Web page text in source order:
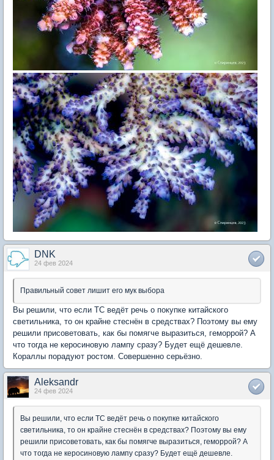
DNK
24 фев 2024
Правильный совет лишит его мук выбора
Вы решили, что если ТС ведёт речь о покупке китайского
светильника, то он крайне стеснён в средствах? Поэтому вы ему
решили присоветовать, как бы помягче выразиться, геморрой? А
что тогда не керосиновую лампу сразу? Будет ещё дешевле.
Кораллы порадуют ростом. Совершенно серьёзно.
Aleksandr
24 фев 2024
Вы решили, что если ТС ведёт речь о покупке китайского
светильника, то он крайне стеснён в средствах? Поэтому вы ему
решили присоветовать, как бы помягче выразиться, геморрой? А
что тогда не керосиновую лампу сразу? Будет ещё дешевле.